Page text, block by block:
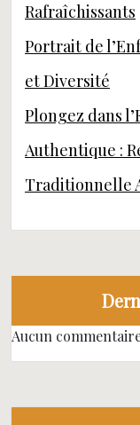
Rafraîchissants
Portrait de
et Diversité
Plongez dans
Authentique :
Traditionnelle
Aucun